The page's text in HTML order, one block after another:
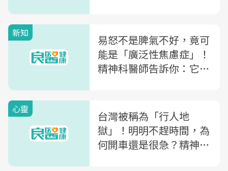
新知
易怒不是脾氣不好，竟可
能是「廣泛性焦慮症」！
精神科醫師告訴你：它為
心靈
台灣被稱為「行人地
獄」！明明不趕時間，為
何開車還是很急？精神科